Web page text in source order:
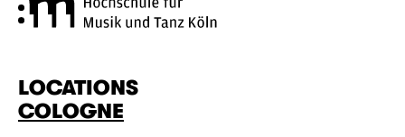
LOCATIONS
COLOGNE